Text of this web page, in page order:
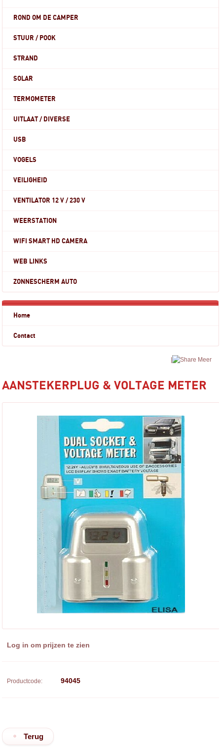
ROND OM DE CAMPER
STUUR / POOK
STRAND
SOLAR
TERMOMETER
UITLAAT / DIVERSE
USB
VOGELS
VEILIGHEID
VENTILATOR 12 V / 230 V
WEERSTATION
WIFI SMART HD CAMERA
WEB LINKS
ZONNESCHERM AUTO
Home
Contact
Meer
AANSTEKERPLUG & VOLTAGE METER
Log in om prijzen te zien
Productcode: 94045
Terug